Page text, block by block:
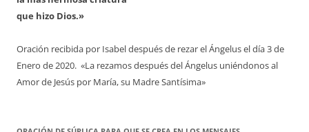
que hizo Dios.»
Oración recibida por Isabel después de rezar el Ángelus el día 3 de
Enero de 2020. «La rezamos después del Ángelus uniéndonos al
Amor de Jesús por María, su Madre Santísima»